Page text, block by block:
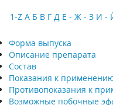
1-Z А Б В Г Д Е - Ж - З И -
Форма выпуска
Описание препарата
Состав
Показания к
Противопоказания к
Возможные побочные